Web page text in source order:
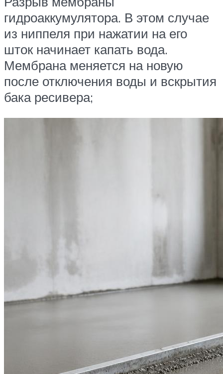
гидроаккумулятора. В этом случае
из ниппеля при нажатии на его
шток начинает капать вода.
Мембрана меняется на новую
после отключения воды и вскрытия
бака ресивера;